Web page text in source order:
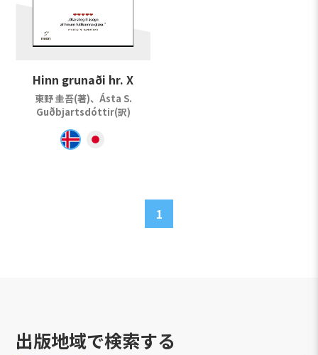
Hinn grunaði hr. X
東野 圭吾(著)、Ásta S.
Guðbjartsdóttir(訳)
1
出版地域で検索する